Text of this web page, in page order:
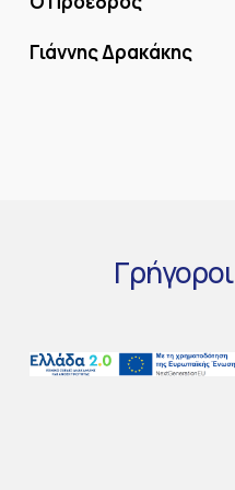
Γιάννης Δρακάκης
Γρήγοροι